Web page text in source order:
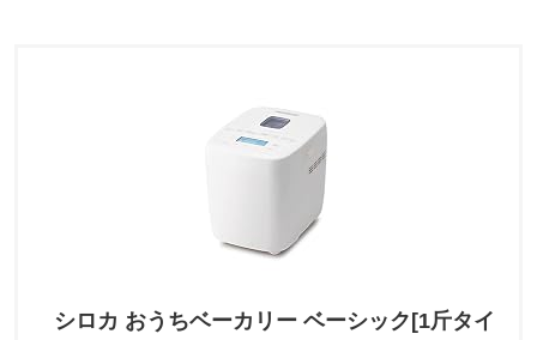
シロカ おうちベーカリー ベーシック[1斤タイ